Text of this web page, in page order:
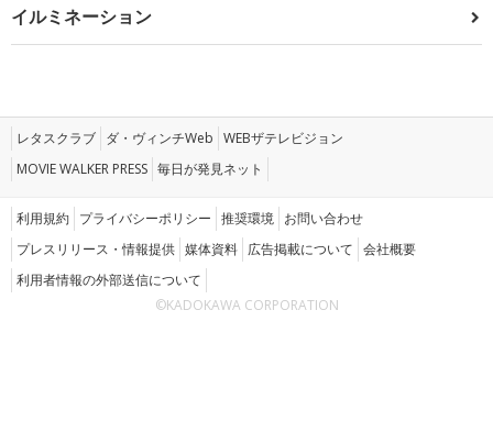
イルミネーション
レタスクラブ ダ・ヴィンチWeb WEBザテレビジョン
MOVIE WALKER PRESS 毎日が発見ネット
利用規約 プライバシーポリシー 推奨環境 お問い合わせ
プレスリリース・情報提供 媒体資料 広告掲載について 会社概要
利用者情報の外部送信について
©KADOKAWA CORPORATION